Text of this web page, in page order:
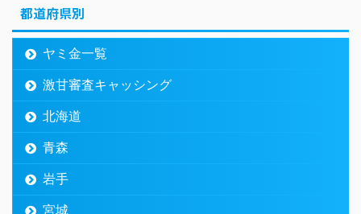
都道府県別
ヤミ金一覧
激甘審査キャッシング
北海道
青森
岩手
宮城